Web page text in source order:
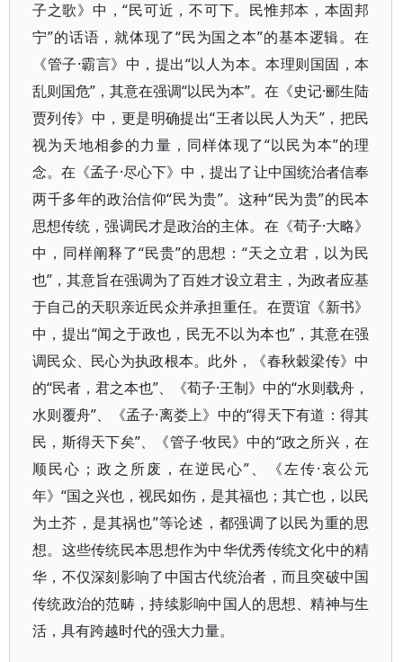
子之歌》中，“民可近，不可下。民惟邦本，本固邦
宁”的话语，就体现了“民为国之本”的基本逻辑。在
《管子·霸言》中，提出“以人为本。本理则国固，本
乱则国危”，其意在强调“以民为本”。在《史记·郦生陆
贾列传》中，更是明确提出“王者以民人为天”，把民
视为天地相参的力量，同样体现了“以民为本”的理
念。在《孟子·尽心下》中，提出了让中国统治者信奉
两千多年的政治信仰“民为贵”。这种“民为贵”的民本
思想传统，强调民才是政治的主体。在《荀子·大略》
中，同样阐释了“民贵”的思想：“天之立君，以为民
也”，其意旨在强调为了百姓才设立君主，为政者应基
于自己的天职亲近民众并承担重任。在贾谊《新书》
中，提出“闻之于政也，民无不以为本也”，其意在强
调民众、民心为执政根本。此外，《春秋穀梁传》中
的“民者，君之本也”、《荀子·王制》中的“水则载舟，
水则覆舟”、《孟子·离娄上》中的“得天下有道：得其
民，斯得天下矣”、《管子·牧民》中的“政之所兴，在
顺民心；政之所废，在逆民心”、《左传·哀公元
年》“国之兴也，视民如伤，是其福也；其亡也，以民
为土芥，是其祸也”等论述，都强调了以民为重的思
想。这些传统民本思想作为中华优秀传统文化中的精
华，不仅深刻影响了中国古代统治者，而且突破中国
传统政治的范畴，持续影响中国人的思想、精神与生
活，具有跨越时代的强大力量。